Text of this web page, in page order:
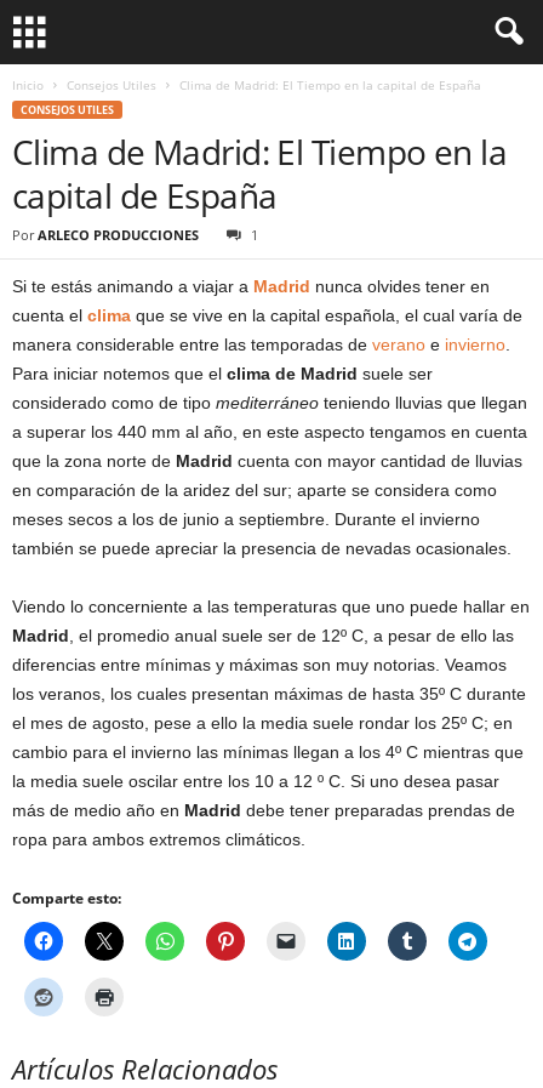
Inicio Consejos Utiles Clima de Madrid: El Tiempo en la capital de España
CONSEJOS UTILES
Clima de Madrid: El Tiempo en la
capital de España
Por ARLECO PRODUCCIONES 1
Si te estás animando a viajar a Madrid nunca olvides tener en
cuenta el clima que se vive en la capital española, el cual varía de
manera considerable entre las temporadas de verano e invierno
Para iniciar notemos que el clima de Madrid suele ser
considerado como de tipo mediterráneo teniendo lluvias que llegan
a superar los 440 mm al año, en este aspecto tengamos en cuenta
que la zona norte de Madrid cuenta con mayor cantidad de lluvias
en comparación de la aridez del sur; aparte se considera como
meses secos a los de junio a septiembre. Durante el invierno
también se puede apreciar la presencia de nevadas ocasionales.
Viendo lo concerniente a las temperaturas que uno puede hallar en
Madrid , el promedio anual suele ser de 12º C, a pesar de ello las
diferencias entre mínimas y máximas son muy notorias. Veamos
los veranos, los cuales presentan máximas de hasta 35º C durante
el mes de agosto, pese a ello la media suele rondar los 25º C; en
cambio para el invierno las mínimas llegan a los 4º C mientras que
la media suele oscilar entre los 10 a 12 º C. Si uno desea pasar
más de medio año en Madrid debe tener preparadas prendas de
ropa para ambos extremos climáticos.
Comparte esto:
Artículos Relacionados